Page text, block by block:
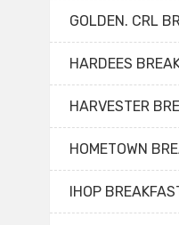
GOLDEN. CRL
HARDEES
HARVESTER
HOMETOWN
IHOP